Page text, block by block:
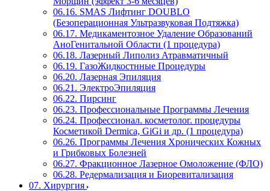
06.16. SMAS Лифтинг DOUBLO
(Безоперационная Ультразвуковая Подтяжка)
06.17. Медикаментозное Удаление Образований
АноГенитальной Области (1 процедура)
06.18. Лазерный Липолиз Атравматичный
06.19. ГазоЖидкостнные Процедуры
06.20. Лазерная Эпиляция
06.21. ЭлектроЭпиляция
06.22. Пирсинг
06.23. Профессиональные Программы Лечения
06.24. Профессионал. косметолог. процедуры
Косметикой Dermica, GiGi и др. (1 процедура)
06.26. Программы Лечения Хронических Кожных
и Грибковых Болезней
06.27. Фракционное Лазерное Омоложение (ФЛО)
06.28. Редермализация и Биоревитализация
07. Хирургия